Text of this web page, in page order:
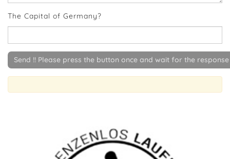
The Capital of Germany?